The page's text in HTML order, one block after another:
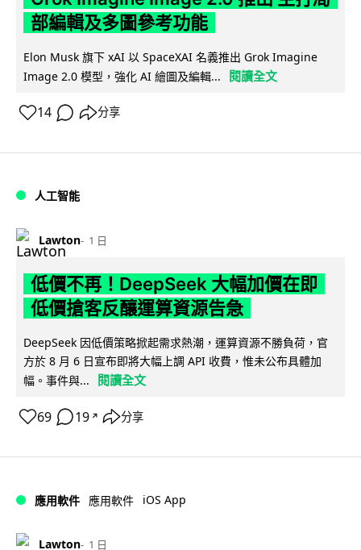
部編輯及多圖參考功能
Elon Musk 旗下 xAI 以 SpaceXAI 名義推出 Grok Imagine
Image 2.0 模型，強化 AI 繪圖及編輯...
閱讀全文
14 分享
人工智能
Lawton 1 日
低價不再！DeepSeek 大幅加價在即
低價搶客反釀運算資源告急
DeepSeek 因低價策略掀起需求熱潮，運算資源不勝負荷，官
方於 8 月 6 日宣布即將大幅上調 API 收費，惟未公布具體加
幅。事件與...
閱讀全文
69 19 ↗ 分享
應用軟件 應用軟件 iOS App
Lawton 1 日